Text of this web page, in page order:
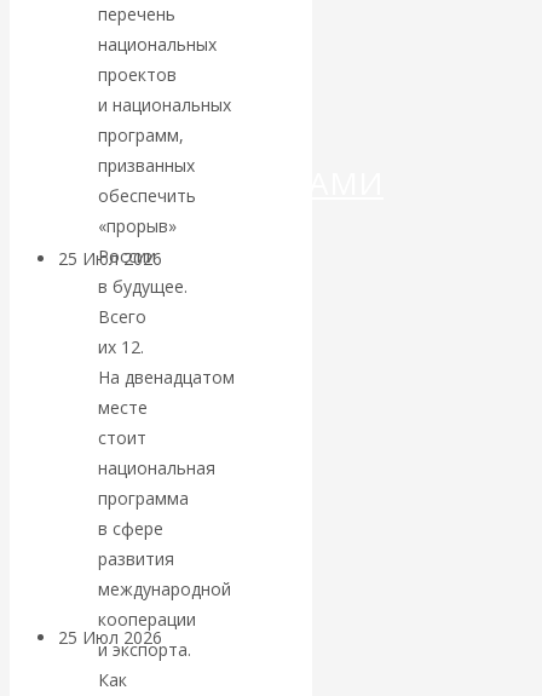
ДЕНЕГ»: КИТАЙ
ВЕДЁТ БОРЬБУ
КРИПТОВАЛЮТАМИ
25 Июл 2026
Валентин
КАтасонов.
Может ли
Америка
покинуть НАТО?
25 Июл 2026 Комментарии,
интервью и беседы
перечень
национальных
проектов
и национальных
программ,
призванных
обеспечить
«прорыв»
России
в будущее.
Всего
их 12.
На двенадцатом
месте
стоит
национальная
программа
в сфере
развития
международной
кооперации
и экспорта.
Как